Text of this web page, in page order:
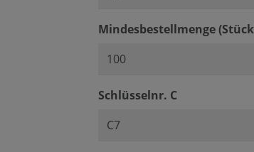
Mindesbestellmenge
Schlüsselnr. Causwählen